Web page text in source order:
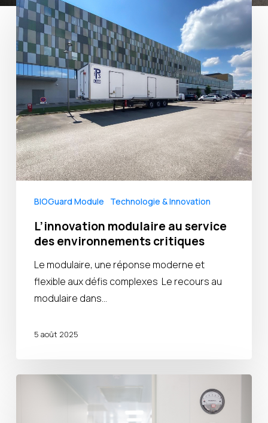
modulaire
au
service
des
environnements
critiques
BIOGuard Module Technologie & Innovation
L’innovation modulaire au service
des environnements critiques
Le modulaire, une réponse moderne et
flexible aux défis complexes Le recours au
modulaire dans…
5 août 2025